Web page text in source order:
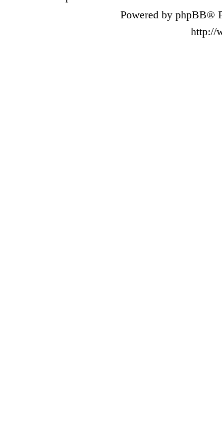
Powered by phpBB®
http://